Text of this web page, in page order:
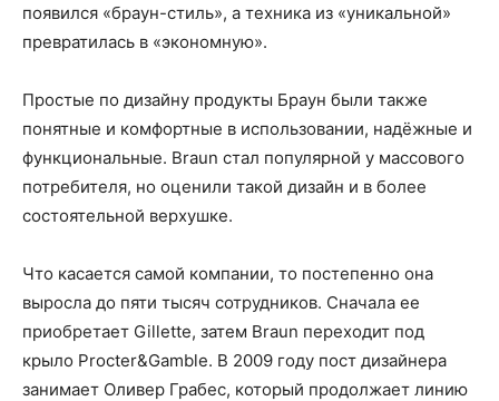
появился «браун-стиль», а техника из «уникальной»
превратилась в «экономную».
Простые по дизайну продукты Браун были также
понятные и комфортные в использовании, надёжные и
функциональные. Braun стал популярной у массового
потребителя, но оценили такой дизайн и в более
состоятельной верхушке.
Что касается самой компании, то постепенно она
выросла до пяти тысяч сотрудников. Сначала ее
приобретает Gillette, затем Braun переходит под
крыло Procter&Gamble. В 2009 году пост дизайнера
занимает Оливер Грабес, который продолжает линию